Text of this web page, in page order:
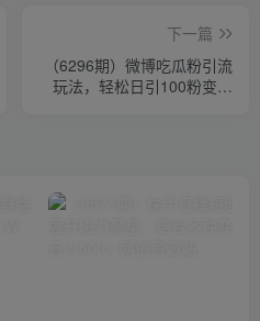
下一篇
（6296期）微博吃瓜粉引流
玩法，轻松日引100粉变现